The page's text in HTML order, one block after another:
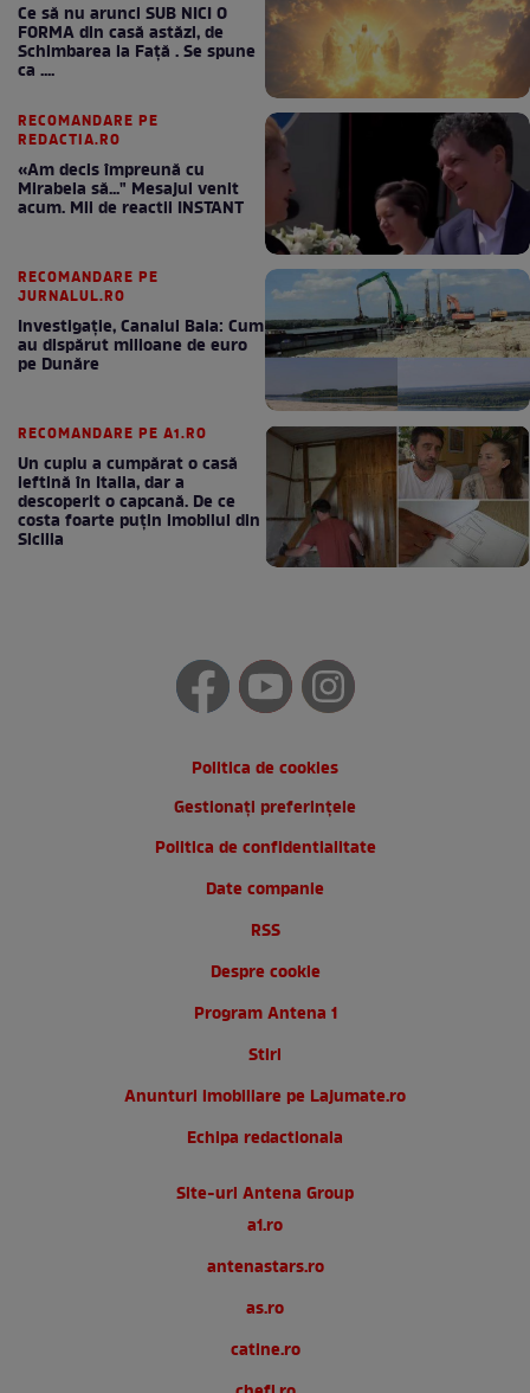
Ce să nu arunci SUB NICI O
FORMA din casă astăzi, de
Schimbarea la Față . Se spune
ca ....
RECOMANDARE PE
REDACTIA.RO
«Am decis împreună cu
Mirabela să..." Mesajul venit
acum. Mii de reactii INSTANT
RECOMANDARE PE
JURNALUL.RO
Investigație, Canalul Bala: Cum
au dispărut milioane de euro
pe Dunăre
RECOMANDARE PE A1.RO
Un cuplu a cumpărat o casă
ieftină în Italia, dar a
descoperit o capcană. De ce
costa foarte puțin imobilul din
Sicilia
Politica de cookies
Gestionați preferințele
Politica de confidentialitate
Date companie
RSS
Despre cookie
Program Antena 1
Stiri
Anunturi imobiliare pe Lajumate.ro
Echipa redactionala
Site-uri Antena Group
a1.ro
antenastars.ro
as.ro
catine.ro